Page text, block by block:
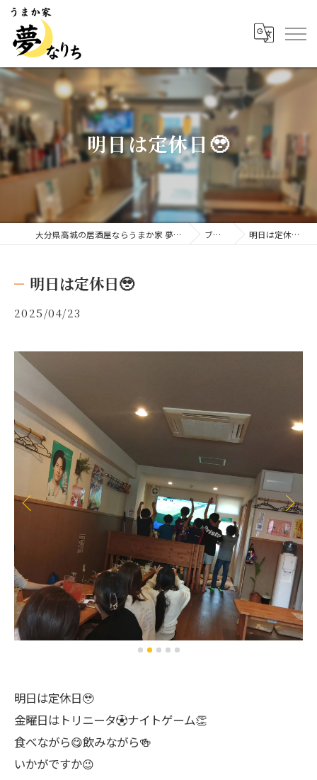
明日は定休日🥹
大分県高城の居酒屋ならうまか家 夢なりち ブログ 明日は定休日🥹
明日は定休日🥹
2025/04/23
明日は定休日🥹
金曜日はトリニータ⚽ナイトゲーム👏
食べながら😋飲みながら🍻
いかがですか😉